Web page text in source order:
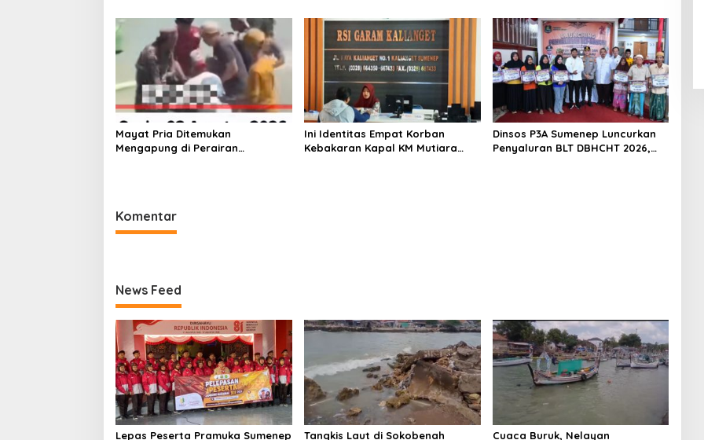
Mayat Pria Ditemukan
Mengapung di Perairan
Ini Identitas Empat Korban
Kebakaran Kapal KM Mutiara
Dinsos P3A Sumenep Luncurkan
Penyaluran BLT DBHCHT 2026,
Komentar
News Feed
Lepas Peserta Pramuka Sumenep
Tangkis Laut di Sokobenah
Cuaca Buruk, Nelayan